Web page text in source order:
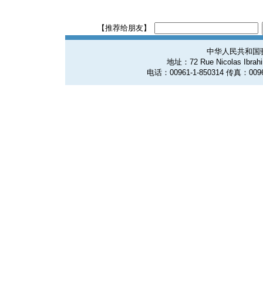
【推荐给朋友】
中华人民共和国
地址：72 Rue Nicolas
电话：00961-1-850314 传真：